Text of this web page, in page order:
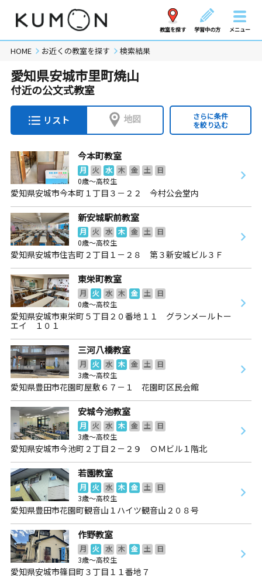
教室を探す 学習中の方 メニュー
HOME お近くの教室を探す 検索結果
愛知県安城市里町焼山
付近の公文式教室
リスト 地図
さらに条件
を絞り込む
今本町教室
月 火 水 木 金 土
日
0歳～高校生
愛知県安城市今本町１丁目３－２２ 今村公会堂内
新安城駅前教室
月 火 水 木 金 土
日
0歳～高校生
愛知県安城市住吉町２丁目１－２８ 第３新安城ビル３Ｆ
東栄町教室
月 火 水 木 金 土
日
0歳～高校生
愛知県安城市東栄町５丁目２０番地１１ グランメールトー
エイ １０１
三河八橋教室
月 火 水 木 金 土
日
3歳～高校生
愛知県豊田市花園町屋敷６７－１ 花園町区民会館
安城今池教室
月 火 水 木 金 土
日
3歳～高校生
愛知県安城市今池町２丁目２－２９ ＯＭビル１階北
若園教室
月 火 水 木 金 土
日
3歳～高校生
愛知県豊田市花園町観音山１ハイツ観音山２０８号
作野教室
月 火 水 木 金 土
日
3歳～高校生
愛知県安城市篠目町３丁目１１番地７